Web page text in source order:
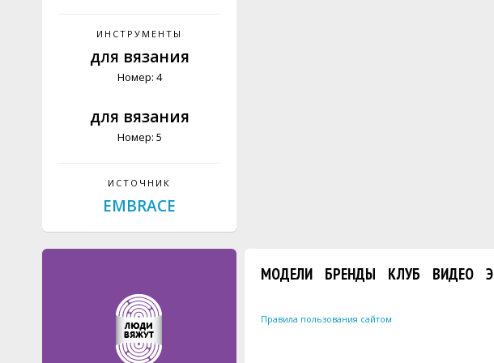
ИНСТРУМЕНТЫ
для вязания
Номер: 4
для вязания
Номер: 5
ИСТОЧНИК
EMBRACE
МОДЕЛИ БРЕНДЫ КЛУБ ВИДЕО
Правила пользования сайтом